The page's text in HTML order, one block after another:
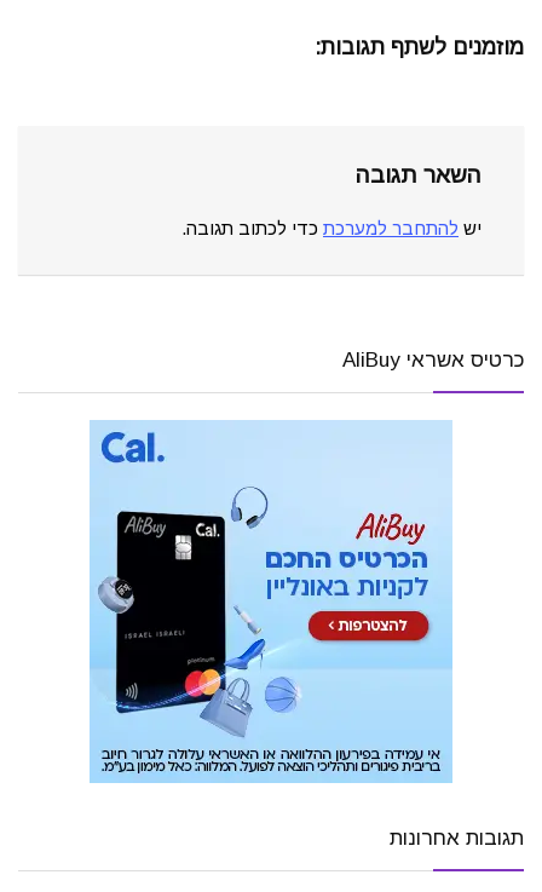
מוזמנים לשתף תגובות:
השאר תגובה
יש להתחבר למערכת כדי לכתוב תגובה.
כרטיס אשראי AliBuy
תגובות אחרונות